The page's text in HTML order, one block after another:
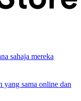
sahaja mereka
yang sama online dan